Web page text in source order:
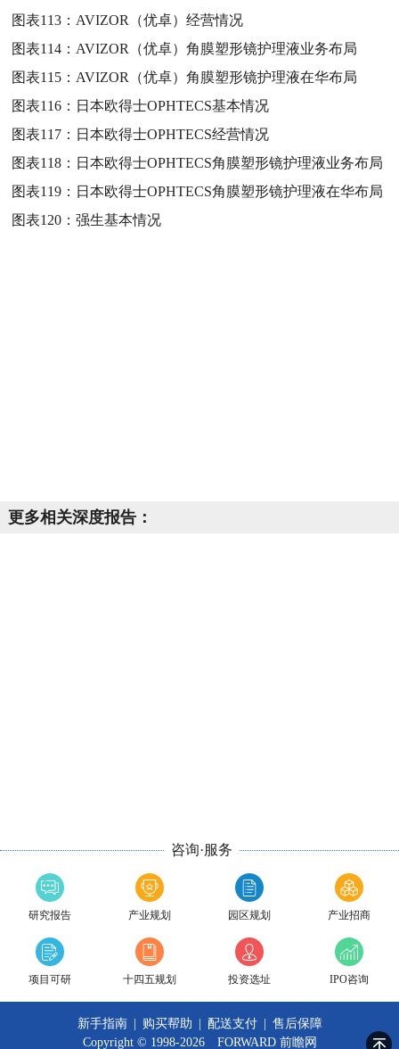
图表113： AVIZOR（优卓）经营情况
图表114： AVIZOR（优卓）角膜塑形镜护理液业务布局
图表115： AVIZOR（优卓）角膜塑形镜护理液在华布局
图表116： 日本欧得士OPHTECS基本情况
图表117： 日本欧得士OPHTECS经营情况
图表118： 日本欧得士OPHTECS角膜塑形镜护理液业务布局
图表119： 日本欧得士OPHTECS角膜塑形镜护理液在华布局
图表120：强生基本情况
更多相关深度报告：
咨询·服务
研究报告 产业规划 园区规划 产业招商
项目可研 十四五规划 投资选址 IPO咨询
新手指南 购买帮助 配送支付
售后保障
Copyright © 1998-2026 FORWARD 前瞻网